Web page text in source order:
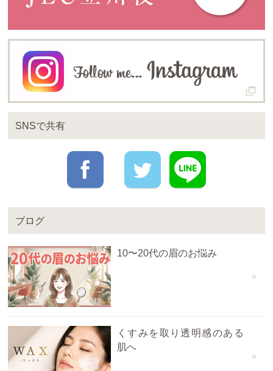
SNSで共有
ブログ
10〜20代の眉のお悩み
くすみを取り透明感のある
肌へ